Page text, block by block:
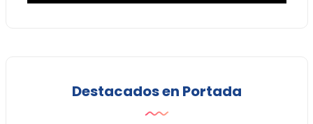
Destacados en Portada